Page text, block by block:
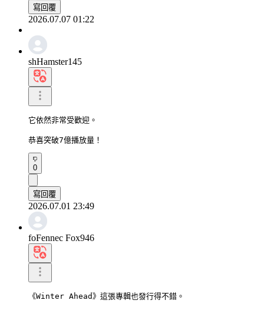
寫回覆
2026.07.07 01:22
shHamster145
它依然非常受歡迎。
恭喜突破7億播放量！
0
寫回覆
2026.07.01 23:49
foFennec Fox946
《Winter Ahead》這張專輯也發行得不錯。